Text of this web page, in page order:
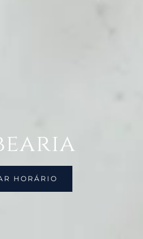
HORÁRIO